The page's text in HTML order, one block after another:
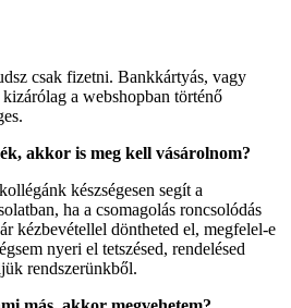
csak fizetni. Bankkártyás, vagy
a webshopban történő
akkor is meg kell vásárolnom?
készségesen segít a
ha a csomagolás roncsolódás
kézbevétellel döntheted el, megfelel-e
nyeri el tetszésed, rendelésed
rendszerünkből.